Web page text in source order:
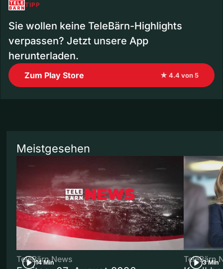
TIPP
Sie wollen keine TeleBärn-Highlights
verpassen? Jetzt unsere App
herunterladen.
Zum Play Store ★ 4.4 von 5
Meistgesehen
14 Min
TeleBärn News 3 Min
TeleBärn